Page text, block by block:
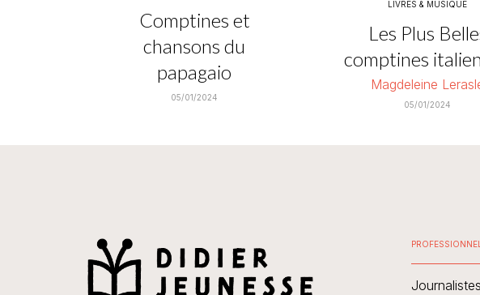
Comptines et
chansons du
papagaio
05/01/2024
LIVRES & MUSIQUE
Les Plus
comptines
Magdeleine
05/01/2024
Journalistes